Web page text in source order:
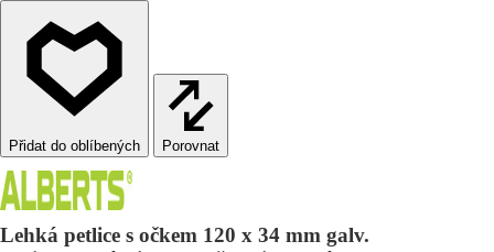
Porovnat
Lehká petlice s očkem 120 x 34 mm galv.